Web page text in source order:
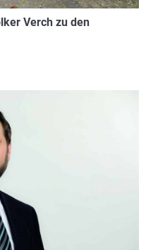
Verch zu den